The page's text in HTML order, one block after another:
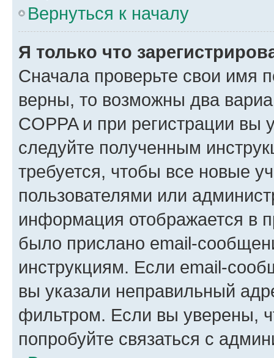
Вернуться к началу
Я только что
Сначала проверьте свои имя
верны, то возможны два
COPPA и при регистрации вы
следуйте полученным
требуется, чтобы все новые
пользователями или
информация отображается в
было прислано email-
инструкциям. Если email-
вы указали неправильный
фильтром. Если вы уверены,
попробуйте связаться с